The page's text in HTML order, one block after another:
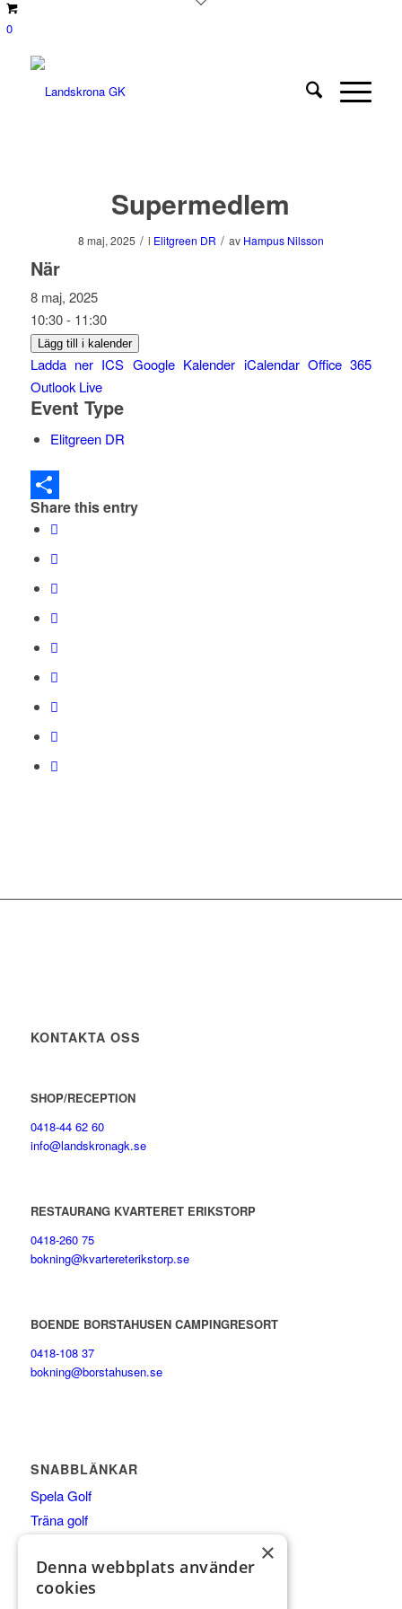
0
Supermedlem
8 maj, 2025 / i Elitgreen DR / av Hampus Nilsson
När
8 maj, 2025
10:30 - 11:30
Lägg till i kalender
Ladda ner ICS Google Kalender iCalendar Office 365
Outlook Live
Event Type
Elitgreen DR
Dela
Share this entry
KONTAKTA OSS
SHOP/RECEPTION
0418-44 62 60
info@landskronagk.se
RESTAURANG KVARTERET ERIKSTORP
0418-260 75
bokning@kvartereterikstorp.se
BOENDE BORSTAHUSEN CAMPINGRESORT
0418-108 37
bokning@borstahusen.se
SNABBLÄNKAR
Spela Golf
Träna golf
Boende
Shop
×
Denna webbplats använder
cookies